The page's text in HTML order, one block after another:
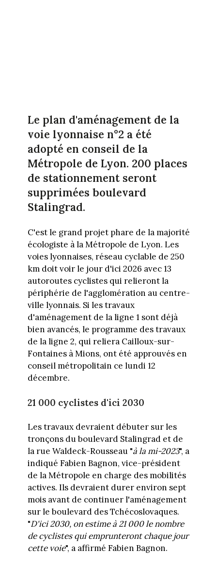
Le plan d'aménagement de la
voie lyonnaise n°2 a été
adopté en conseil de la
Métropole de Lyon. 200 places
de stationnement seront
supprimées boulevard
Stalingrad.
C'est le grand projet phare de la majorité
écologiste à la Métropole de Lyon. Les
voies lyonnaises, réseau cyclable de 250
km doit voir le jour d'ici 2026 avec 13
autoroutes cyclistes qui relieront la
périphérie de l'agglomération au centre-
ville lyonnais. Si les travaux
d'aménagement de la ligne 1 sont déjà
bien avancés, le programme des travaux
de la ligne 2, qui reliera Cailloux-sur-
Fontaines à Mions, ont été approuvés en
conseil métropolitain ce lundi 12
décembre.
21 000 cyclistes d'ici 2030
Les travaux devraient débuter sur les
tronçons du boulevard Stalingrad et de
la rue Waldeck-Rousseau "à la mi-2023", a
indiqué Fabien Bagnon, vice-président
de la Métropole en charge des mobilités
actives. Ils devraient durer environ sept
mois avant de continuer l'aménagement
sur le boulevard des Tchécoslovaques.
"D'ici 2030, on estime à 21 000 le nombre
de cyclistes qui emprunteront chaque jour
cette voie", a affirmé Fabien Bagnon.